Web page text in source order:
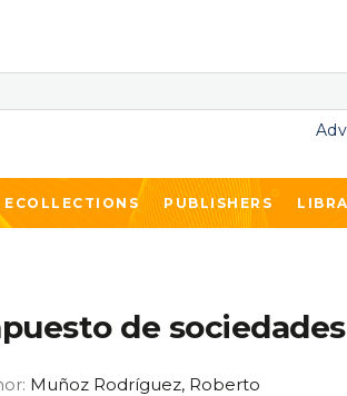
ECOLLECTIONS PUBLISHERS
de sociedades
Muñoz Rodríguez, Roberto